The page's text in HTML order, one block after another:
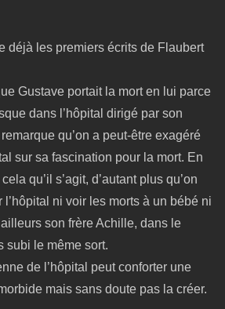
déjà les premiers écrits de Flaubert
Gustave portait la mort en lui parce
dans l’hôpital dirigé par son
qu’on a peut-être exagéré
sur sa fascination pour la mort. En
qu’il s’agit, d’autant plus qu’on
l’hôpital ni voir les morts à un bébé ni
son frère Achille, dans le
subi le même sort.
de l’hôpital peut conforter une
mais sans doute pas la créer.